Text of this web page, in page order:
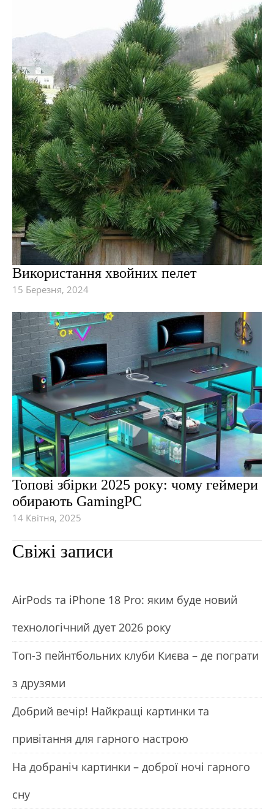
Використання хвойних пелет
15 Березня, 2024
Топові збірки 2025 року: чому геймери
обирають GamingPC
14 Квітня, 2025
Свіжі записи
АirРods та iРhone 18 Рro: яким буде новий
технологічний дует 2026 року
Топ-3 пейнтбольних клуби Києва – де пограти
з друзями
Добрий вечір! Найкращі картинки та
привітання для гарного настрою
На добраніч картинки – доброї ночі гарного
сну